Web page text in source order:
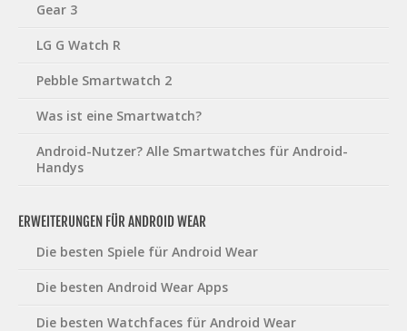
Gear 3
LG G Watch R
Pebble Smartwatch 2
Was ist eine Smartwatch?
Android-Nutzer? Alle Smartwatches für Android-
Handys
ERWEITERUNGEN FÜR ANDROID WEAR
Die besten Spiele für Android Wear
Die besten Android Wear Apps
Die besten Watchfaces für Android Wear